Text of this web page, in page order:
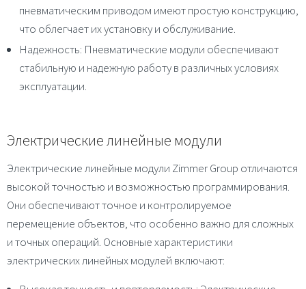
пневматическим приводом имеют простую конструкцию,
что облегчает их установку и обслуживание.
Надежность: Пневматические модули обеспечивают
стабильную и надежную работу в различных условиях
эксплуатации.
Электрические линейные модули
Электрические линейные модули Zimmer Group отличаются
высокой точностью и возможностью программирования.
Они обеспечивают точное и контролируемое
перемещение объектов, что особенно важно для сложных
и точных операций. Основные характеристики
электрических линейных модулей включают: